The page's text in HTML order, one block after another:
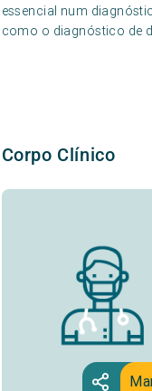
essencial num
como o diagnóstico de
Corpo Clínico